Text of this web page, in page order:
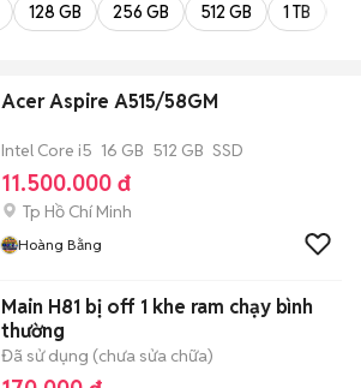
128 GB 256 GB 512 GB 1 TB
Acer Aspire A515/58GM
Intel Core i5 16 GB 512 GB SSD
11.500.000 đ
Tp Hồ Chí Minh
Hoàng Bằng
Main H81 bị off 1 khe ram chạy bình
thường
Đã sử dụng (chưa sửa chữa)